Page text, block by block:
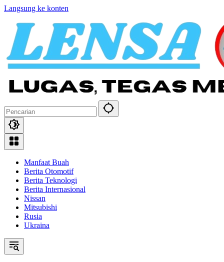
Langsung ke konten
Manfaat Buah
Berita Otomotif
Berita Teknologi
Berita Internasional
Nissan
Mitsubishi
Rusia
Ukraina